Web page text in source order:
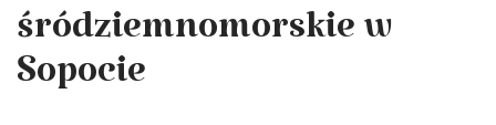
śródziemnomorskie w
Sopocie